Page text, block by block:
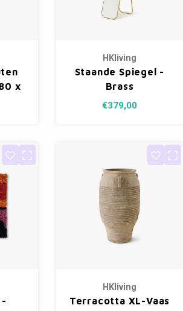
x
HKliving
Staande Spiegel -
Brass
€379,00
-
HKliving
Terracotta XL-Vaas